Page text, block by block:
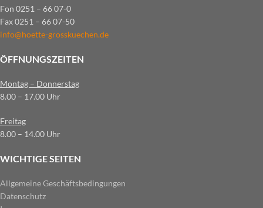
Fon 0251 – 66 07-0
Fax 0251 – 66 07-50
info@hoette-grosskuechen.de
ÖFFNUNGSZEITEN
Montag – Donnerstag
8.00 – 17.00 Uhr
Freitag
8.00 – 14.00 Uhr
WICHTIGE SEITEN
Allgemeine Geschäftsbedingungen
Datenschutz